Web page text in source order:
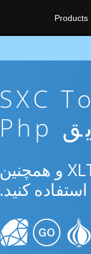
Products
برنامه تبدیل آنلاین رایگان SXC To
از برنامه رایگان آنلاین یا Php SDK برای تبدیل بین SXC و XLT و همچنین